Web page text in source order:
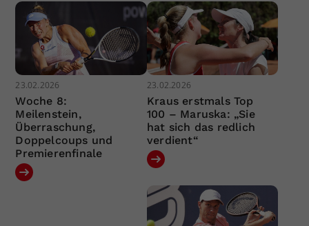
23.02.2026
Woche 8:
Meilenstein,
Überraschung,
Doppelcoups und
Premierenfinale
23.02.2026
Kraus erstmals Top
100 – Maruska: „Sie
hat sich das redlich
verdient“